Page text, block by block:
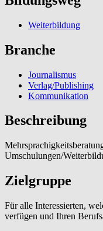
Weiterbildung
Branche
Journalismus
Verlag/Publishing
Kommunikation
Beschreibung
Umschulungen/
Zielgruppe
Für alle Interessierten,
verfügen und Ihren